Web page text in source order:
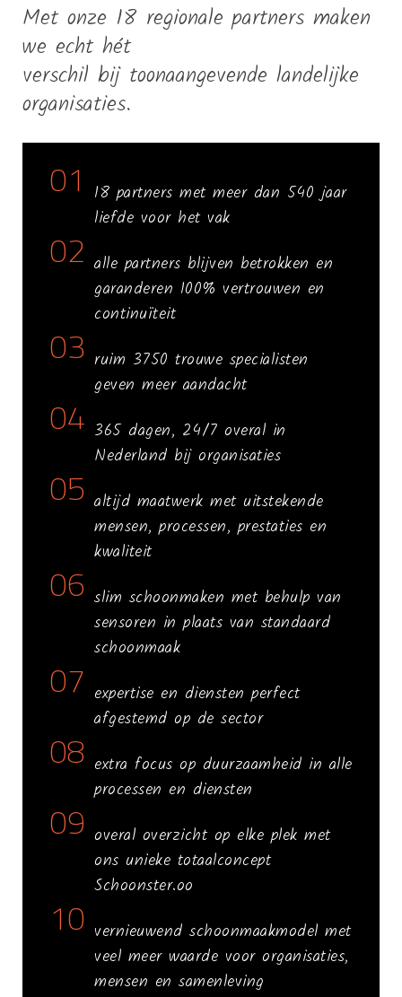
Met onze 18 regionale partners maken
we echt hét
verschil bij toonaangevende landelijke
organisaties.
01
18 partners met meer dan 540 jaar
liefde voor het vak
02 alle partners blijven betrokken en
garanderen 100% vertrouwen en
continuïteit
03 ruim 3750 trouwe specialisten
geven meer aandacht
04 365 dagen, 24/7 overal in
Nederland bij organisaties
05 altijd maatwerk met uitstekende
mensen, processen, prestaties en
kwaliteit
06 slim schoonmaken met behulp van
sensoren in plaats van standaard
schoonmaak
07 expertise en diensten perfect
afgestemd op de sector
08 extra focus op duurzaamheid in alle
processen en diensten
09 overal overzicht op elke plek met
ons unieke totaalconcept
Schoonster.oo
10 vernieuwend schoonmaakmodel met
veel meer waarde voor organisaties,
mensen en samenleving